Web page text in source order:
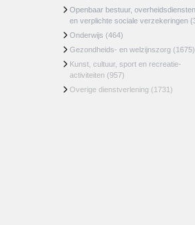
Openbaar bestuur, overheidsdiensten
en verplichte sociale verzekeringen
Onderwijs (464)
Gezondheids- en welzijnszorg (1675)
Kunst, cultuur, sport en recreatie-
activiteiten (957)
Overige dienstverlening (1731)